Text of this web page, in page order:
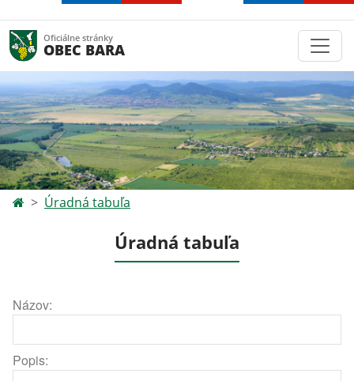
Oficiálne stránky
OBEC BARA
Úradná tabuľa
Úradná tabuľa
Názov:
Popis: